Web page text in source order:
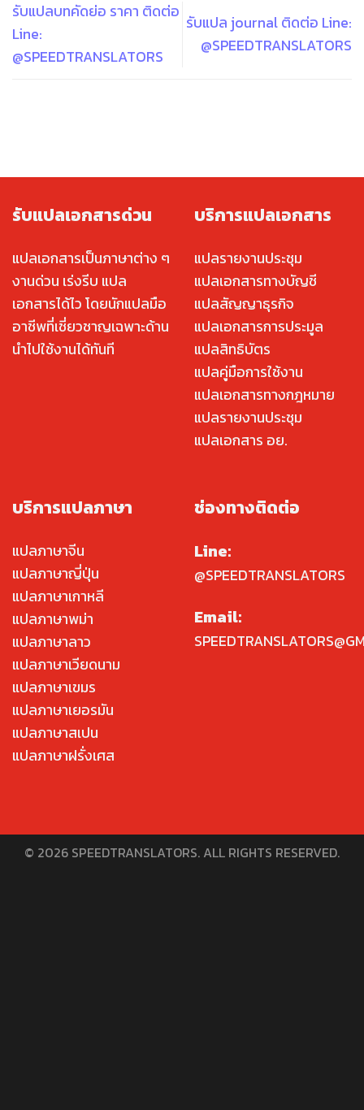
รับแปลบทคัดย่อ ราคา ติดต่อ
Line:
@SPEEDTRANSLATORS
รับแปล journal ติดต่อ Line:
@SPEEDTRANSLATORS
รับแปลเอกสารด่วน
แปลเอกสารเป็นภาษาต่าง ๆ
งานด่วน เร่งรีบ แปล
เอกสารได้ไว โดยนักแปลมือ
อาชีพที่เชี่ยวชาญเฉพาะด้าน
นำไปใช้งานได้ทันที
บริการแปลเอกสาร
แปลรายงานประชุม
แปลเอกสารทางบัญชี
แปลสัญญาธุรกิจ
แปลเอกสารการประมูล
แปลสิทธิบัตร
แปลคู่มือการใช้งาน
แปลเอกสารทางกฎหมาย
แปลรายงานประชุม
แปลเอกสาร อย.
บริการแปลภาษา
แปลภาษาจีน
แปลภาษาญี่ปุ่น
แปลภาษาเกาหลี
แปลภาษาพม่า
แปลภาษาลาว
แปลภาษาเวียดนาม
แปลภาษาเขมร
แปลภาษาเยอรมัน
แปลภาษาสเปน
แปลภาษาฝรั่งเศส
ช่องทางติดต่อ
Line:
@SPEEDTRANSLATORS
Email:
© 2026 SPEEDTRANSLATORS. ALL RIGHTS RESERVED.